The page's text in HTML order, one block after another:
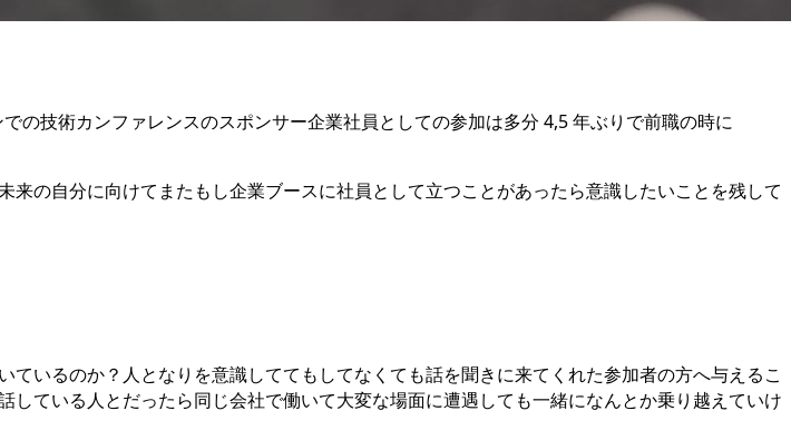
技術カンファレンスのスポンサー企業社員としての参加は多分 4,5 年ぶりで前職の時に
の自分に向けてまたもし企業ブースに社員として立つことがあったら意識したいことを残して
いるのか？人となりを意識しててもしてなくても話を聞きに来てくれた参加者の方へ与えるこ
ている人とだったら同じ会社で働いて大変な場面に遭遇しても一緒になんとか乗り越えていけ